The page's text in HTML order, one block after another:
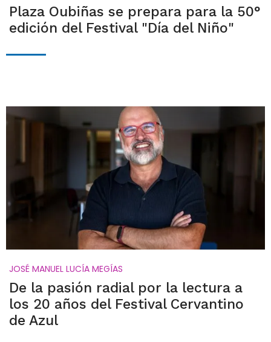
Plaza Oubiñas se prepara para la 50°
edición del Festival "Día del Niño"
JOSÉ MANUEL LUCÍA MEGÍAS
De la pasión radial por la lectura a
los 20 años del Festival Cervantino
de Azul